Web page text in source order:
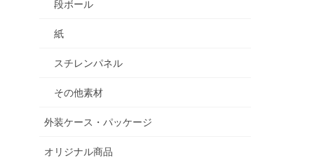
段ボール
紙
スチレンパネル
その他素材
外装ケース・パッケージ
オリジナル商品